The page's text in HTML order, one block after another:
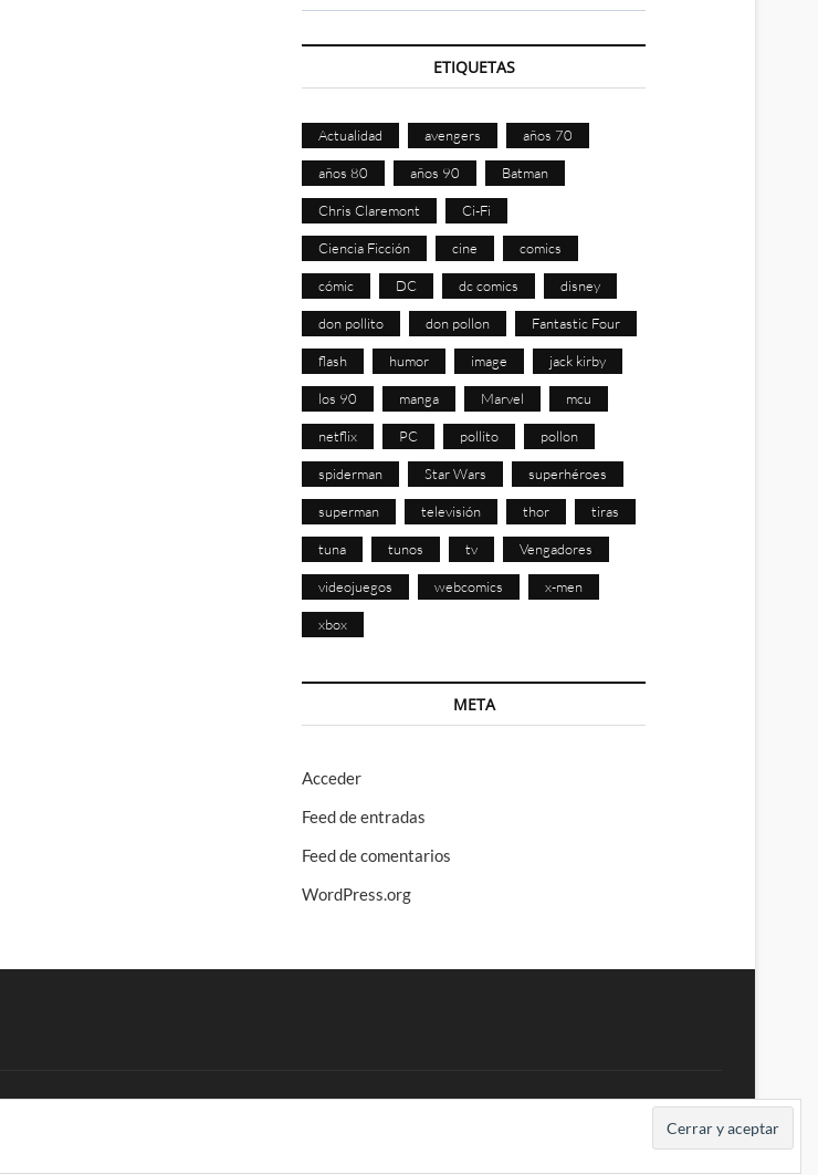
ETIQUETAS
Actualidad avengers años 70
años 80 años 90 Batman
Chris Claremont Ci-Fi
Ciencia Ficción cine comics
cómic DC dc comics disney
don pollito don pollon Fantastic Four
flash humor image jack kirby
los 90 manga Marvel mcu
netflix PC pollito pollon
spiderman Star Wars superhéroes
superman televisión thor tiras
tuna tunos tv Vengadores
videojuegos webcomics x-men
xbox
META
Acceder
Feed de entradas
Feed de comentarios
WordPress.org